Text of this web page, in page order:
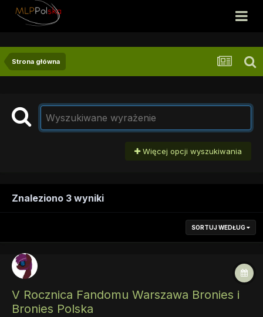
Strona główna
Więcej opcji wyszukiwania
Znaleziono 3 wyniki
SORTUJ WEDŁUG
V Rocznica Fandomu Warszawa Bronies i
Bronies Polska